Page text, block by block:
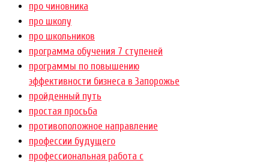
про чиновника
про школу
про школьников
программа обучения 7 ступеней
программы по повышению
эффективности бизнеса в Запорожье
пройденный путь
простая просьба
противоположное направление
профессии будущего
профессиональная работа с